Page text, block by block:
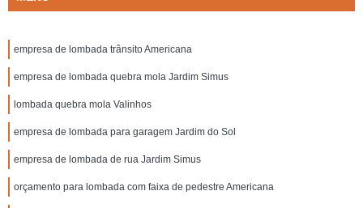
empresa de lombada trânsito Americana
empresa de lombada quebra mola Jardim Simus
lombada quebra mola Valinhos
empresa de lombada para garagem Jardim do Sol
empresa de lombada de rua Jardim Simus
orçamento para lombada com faixa de pedestre Americana